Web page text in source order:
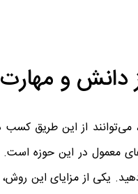
از این طریق کسب
معمول در این حوزه است.
یکی از مزایای این روش،